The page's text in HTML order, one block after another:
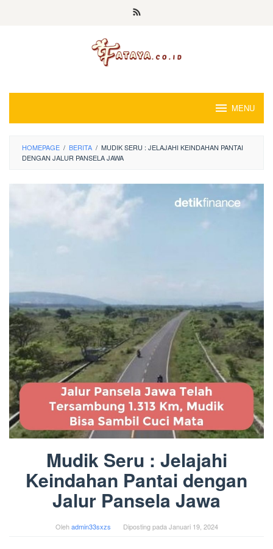
MENU
HOMEPAGE / BERITA / MUDIK SERU : JELAJAHI KEINDAHAN PANTAI
DENGAN JALUR PANSELA JAWA
Mudik Seru : Jelajahi
Keindahan Pantai dengan
Jalur Pansela Jawa
Olehadmin33sxzs Diposting padaJanuari 19, 2024